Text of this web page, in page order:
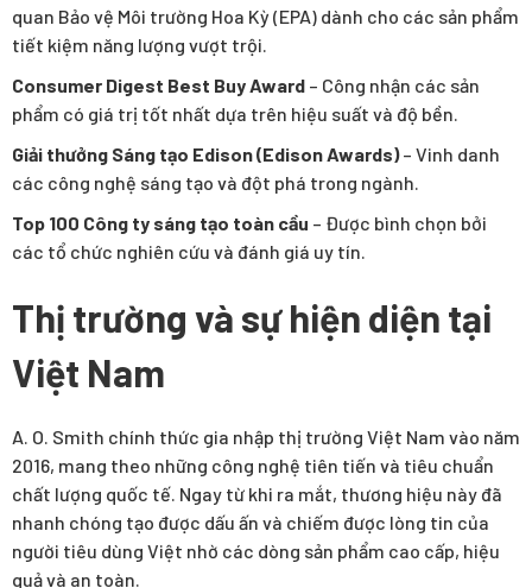
quan Bảo vệ Môi trường Hoa Kỳ (EPA) dành cho các sản phẩm
tiết kiệm năng lượng vượt trội.
Consumer Digest Best Buy Award – Công nhận các sản
phẩm có giá trị tốt nhất dựa trên hiệu suất và độ bền.
Giải thưởng Sáng tạo Edison (Edison Awards)– Vinh danh
các công nghệ sáng tạo và đột phá trong ngành.
Top 100 Công ty sáng tạo toàn cầu – Được bình chọn bởi
các tổ chức nghiên cứu và đánh giá uy tín.
Thị trường và sự hiện diện tại
Việt Nam
A. O. Smith chính thức gia nhập thị trường Việt Nam vào năm
2016, mang theo những công nghệ tiên tiến và tiêu chuẩn
chất lượng quốc tế. Ngay từ khi ra mắt, thương hiệu này đã
nhanh chóng tạo được dấu ấn và chiếm được lòng tin của
người tiêu dùng Việt nhờ các dòng sản phẩm cao cấp, hiệu
quả và an toàn.